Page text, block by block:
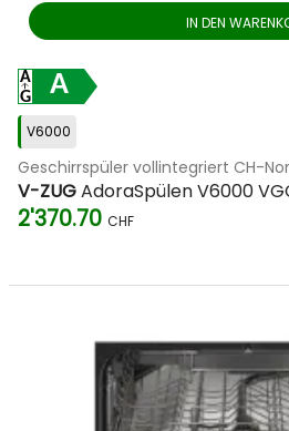
IN DEN
A
V6000
Geschirrspüler vollintegriert CH-
V-ZUGAdoraSpülen V6000
2'370.70 CHF